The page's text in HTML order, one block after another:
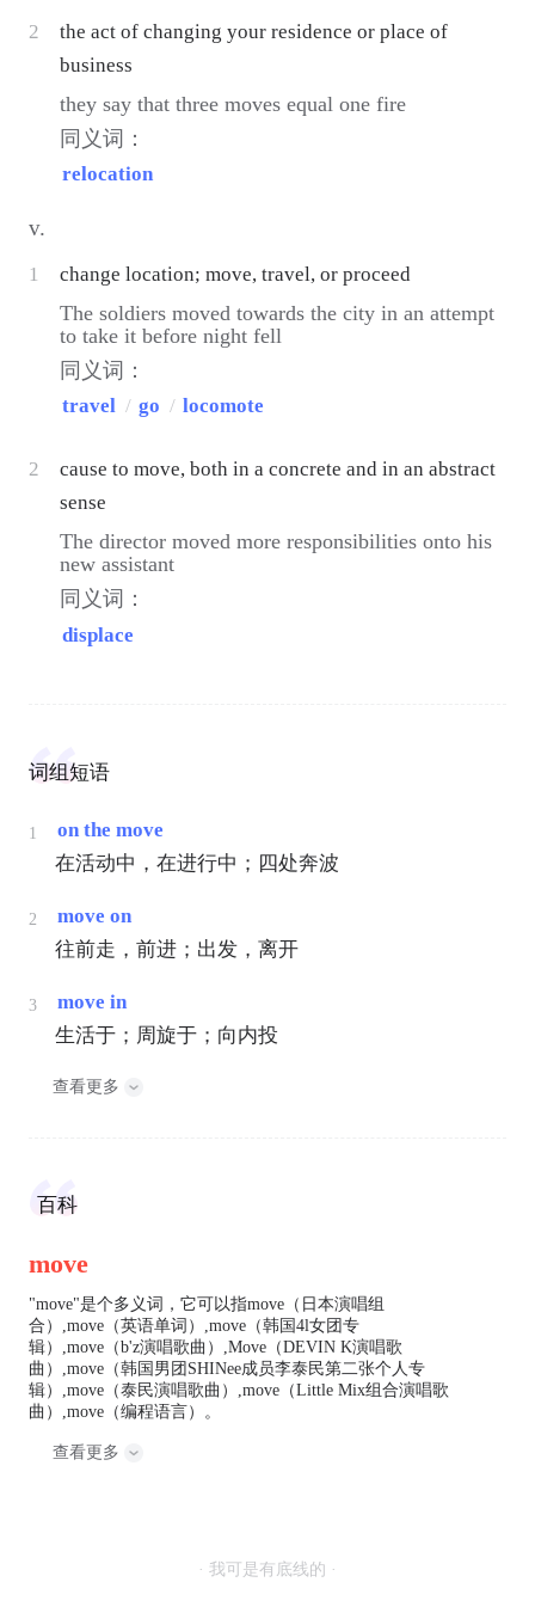
2
the act of changing your residence or place of
business
they say that three moves equal one fire
同义词：
relocation
v.
1 change location; move, travel, or proceed
The soldiers moved towards the city in an attempt
to take it before night fell
同义词：
travel / go / locomote
2
cause to move, both in a concrete and in an abstract
sense
The director moved more responsibilities onto his
new assistant
同义词：
displace
词组短语
1
on the move
在活动中，在进行中；四处奔波
2
move on
往前走，前进；出发，离开
3
move in
生活于；周旋于；向内投
查看更多
百科
move
"move"是个多义词，它可以指move（日本演唱组
合）,move（英语单词）,move（韩国4l女团专
辑）,move（b'z演唱歌曲）,Move（DEVIN K演唱歌
曲）,move（韩国男团SHINee成员李泰民第二张个人专
辑）,move（泰民演唱歌曲）,move（Little Mix组合演唱歌
曲）,move（编程语言）。
查看更多
· 我可是有底线的 ·